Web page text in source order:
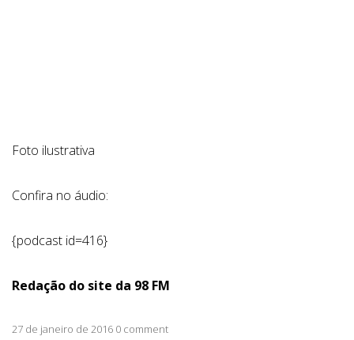
Foto ilustrativa
Confira no áudio:
{podcast id=416}
Redação do site da 98 FM
27 de janeiro de 2016 0 comment